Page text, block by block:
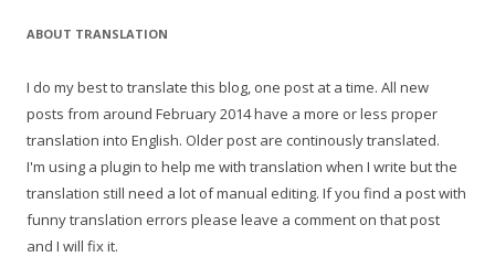
ABOUT TRANSLATION
I do my best to translate this blog, one post at a time. All new
posts from around February 2014 have a more or less proper
translation into English. Older post are continously translated.
I'm using a plugin to help me with translation when I write but the
translation still need a lot of manual editing. If you find a post with
funny translation errors please leave a comment on that post
and I will fix it.